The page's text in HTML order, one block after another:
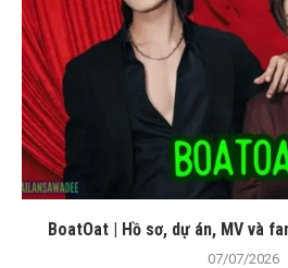
BoatOat | Hồ sơ, dự án, MV và
07/07/2026